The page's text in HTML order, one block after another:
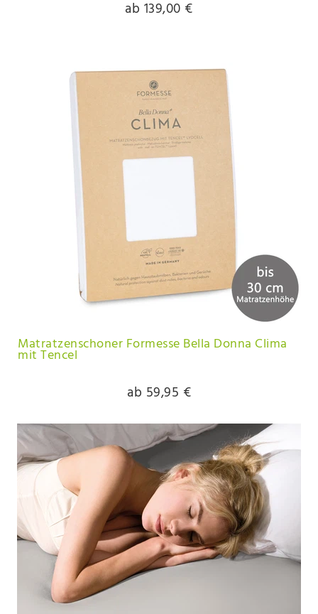
ab 139,00 €
Matratzenschoner Formesse Bella Donna Clima
mit Tencel
ab 59,95 €